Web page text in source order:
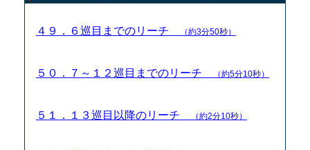
４９．６巡目までのリーチ （約3分50秒）
５０．７～１２巡目までのリーチ （約5分10秒）
５１．１３巡目以降のリーチ （約2分10秒）